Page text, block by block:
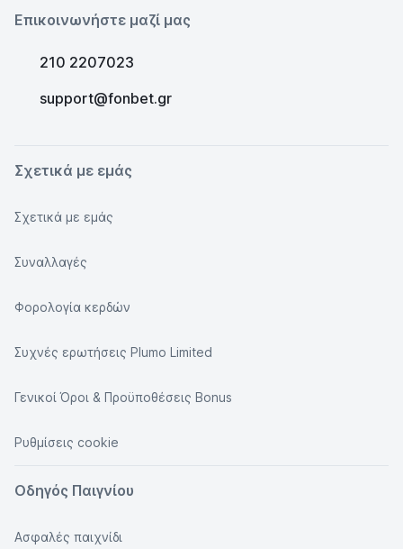
Επικοινωνήστε μαζί μας
210 2207023
support@fonbet.gr
Σχετικά με εμάς
Σχετικά με εμάς
Συναλλαγές
Φορολογία κερδών
Συχνές ερωτήσεις Plumo Limited
Γενικοί Όροι & Προϋποθέσεις Bonus
Ρυθμίσεις cookie
Οδηγός Παιγνίου
Ασφαλές παιχνίδι